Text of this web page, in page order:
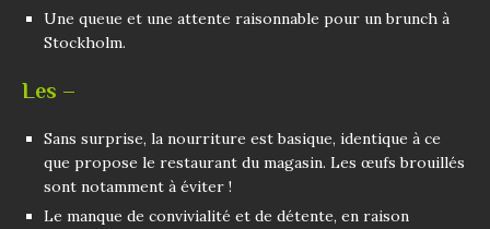
Une queue et une attente raisonnable pour un brunch à
Stockholm.
Les –
Sans surprise, la nourriture est basique, identique à ce
que propose le restaurant du magasin. Les œufs brouillés
sont notamment à éviter !
Le manque de convivialité et de détente, en raison